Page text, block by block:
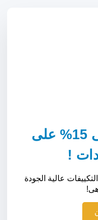
خصومات تصل الى 15% على
!
عالية الجودة